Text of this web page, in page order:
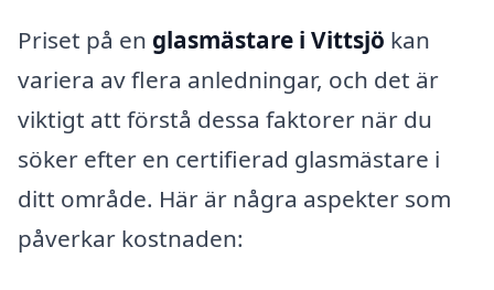
Priset på en glasmästare i Vittsjö kan
variera av flera anledningar, och det är
viktigt att förstå dessa faktorer när du
söker efter en certifierad glasmästare i
ditt område. Här är några aspekter som
påverkar kostnaden: